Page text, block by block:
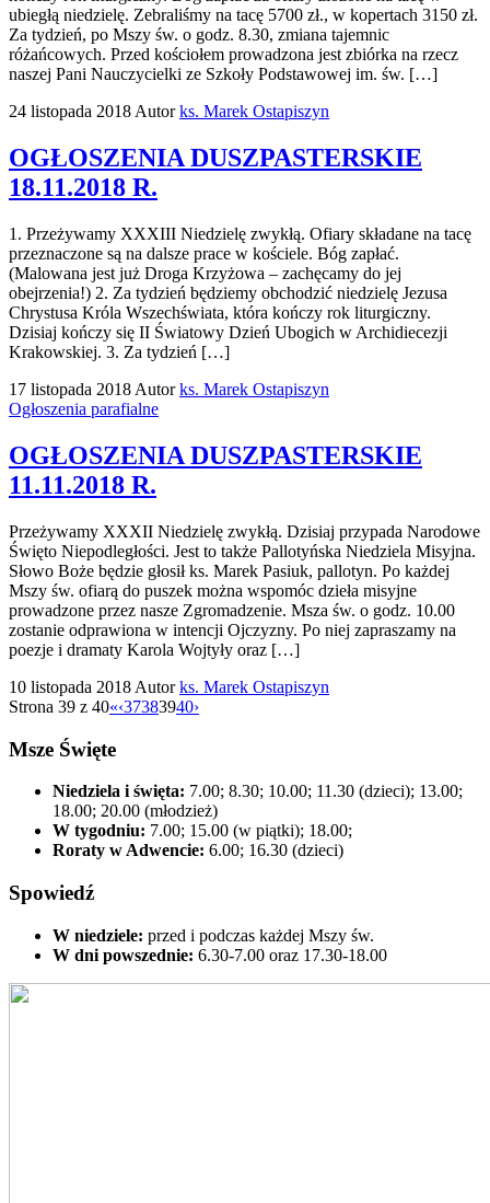
ubiegłą niedzielę. Zebraliśmy na tacę 5700 zł., w kopertach 3150 zł.
Za tydzień, po Mszy św. o godz. 8.30, zmiana tajemnic
różańcowych. Przed kościołem prowadzona jest zbiórka na rzecz
naszej Pani Nauczycielki ze Szkoły Podstawowej im. św. […]
24 listopada 2018 Autorks. Marek Ostapiszyn
OGŁOSZENIA DUSZPASTERSKIE
18.11.2018 R.
1. Przeżywamy XXXIII Niedzielę zwykłą. Ofiary składane na tacę
przeznaczone są na dalsze prace w kościele. Bóg zapłać.
(Malowana jest już Droga Krzyżowa – zachęcamy do jej
obejrzenia!) 2. Za tydzień będziemy obchodzić niedzielę Jezusa
Chrystusa Króla Wszechświata, która kończy rok liturgiczny.
Dzisiaj kończy się II Światowy Dzień Ubogich w Archidiecezji
Krakowskiej. 3. Za tydzień […]
17 listopada 2018 Autorks. Marek Ostapiszyn
Ogłoszenia parafialne
OGŁOSZENIA DUSZPASTERSKIE
11.11.2018 R.
Przeżywamy XXXII Niedzielę zwykłą. Dzisiaj przypada Narodowe
Święto Niepodległości. Jest to także Pallotyńska Niedziela Misyjna.
Słowo Boże będzie głosił ks. Marek Pasiuk, pallotyn. Po każdej
Mszy św. ofiarą do puszek można wspomóc dzieła misyjne
prowadzone przez nasze Zgromadzenie. Msza św. o godz. 10.00
zostanie odprawiona w intencji Ojczyzny. Po niej zapraszamy na
poezje i dramaty Karola Wojtyły oraz […]
10 listopada 2018 Autorks. Marek Ostapiszyn
Strona 39 z 40«‹37383940›
Msze Święte
Niedziela i święta: 7.00; 8.30; 10.00; 11.30 (dzieci); 13.00;
18.00; 20.00 (młodzież)
W tygodniu: 7.00; 15.00 (w piątki); 18.00;
Roraty w Adwencie: 6.00; 16.30 (dzieci)
Spowiedź
W niedziele: przed i podczas każdej Mszy św.
W dni powszednie: 6.30-7.00 oraz 17.30-18.00